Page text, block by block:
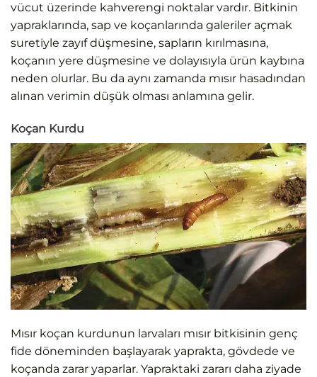
vücut üzerinde kahverengi noktalar vardır. Bitkinin
yapraklarında, sap ve koçanlarında galeriler açmak
suretiyle zayıf düşmesine, sapların kırılmasına,
koçanın yere düşmesine ve dolayısıyla ürün kaybına
neden olurlar. Bu da aynı zamanda mısır hasadından
alınan verimin düşük olması anlamına gelir.
Koçan Kurdu
Mısır koçan kurdunun larvaları mısır bitkisinin genç
fide döneminden başlayarak yaprakta, gövdede ve
koçanda zarar yaparlar. Yapraktaki zararı daha ziyade